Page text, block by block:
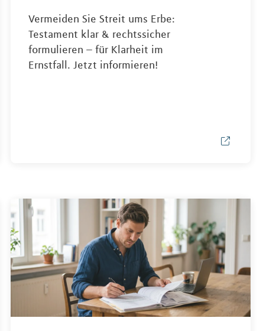
Vermeiden Sie Streit ums Erbe:
Testament klar & rechtssicher
formulieren – für Klarheit im
Ernstfall. Jetzt informieren!